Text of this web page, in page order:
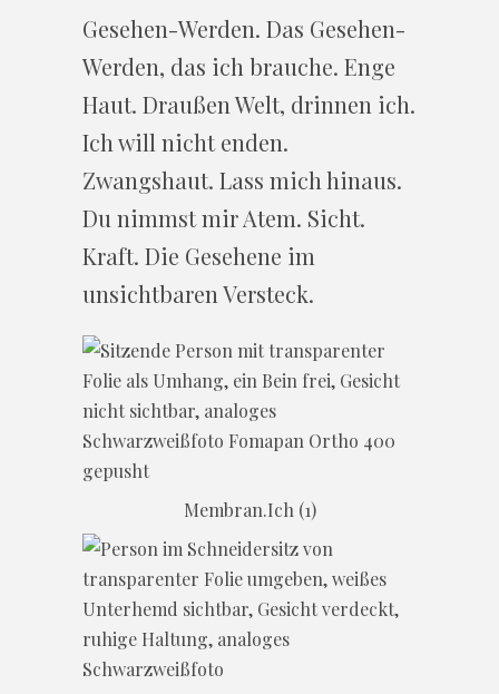
Gesehen-Werden. Das Gesehen-
Werden, das ich brauche. Enge
Haut. Draußen Welt, drinnen ich.
Ich will nicht enden.
Zwangshaut. Lass mich hinaus.
Du nimmst mir Atem. Sicht.
Kraft. Die Gesehene im
unsichtbaren Versteck.
Membran.Ich (1)